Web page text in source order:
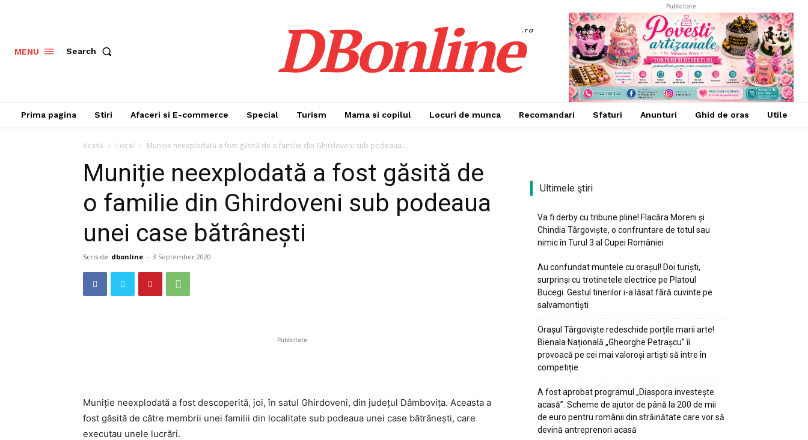
MENU Search DBonline.ro
Publicitate
Prima pagina Stiri Afaceri si E-commerce Special Turism Mama si copilul Locuri de munca Recomandari Sfaturi Anunturi Ghid de oras Utile
Acasă Local Muniție neexplodată a fost găsită de o familie din Ghirdoveni sub podeaua...
Muniție neexplodată a fost găsită de
o familie din Ghirdoveni sub podeaua
unei case bătrânești
Scris de dbonline - 3 September 2020
Publicitate
Muniție neexplodată a fost descoperită, joi, în satul Ghirdoveni, din județul Dâmbovița. Aceasta a
fost găsită de către membrii unei familii din localitate sub podeaua unei case bătrânești, care
executau unele lucrări.
Ultimele ştiri
Va fi derby cu tribune pline! Flacăra Moreni și
Chindia Târgoviște, o confruntare de totul sau
nimic în Turul 3 al Cupei României
Au confundat muntele cu orașul! Doi turiști,
surprinși cu trotinetele electrice pe Platoul
Bucegi. Gestul tinerilor i-a lăsat fără cuvinte pe
salvamontiști
Orașul Târgoviște redeschide porțile marii arte!
Bienala Națională „Gheorghe Petrașcu” îi
provoacă pe cei mai valoroși artiști să intre în
competiție
A fost aprobat programul „Diaspora investește
acasă”. Scheme de ajutor de până la 200 de mii
de euro pentru românii din străinătate care vor să
devină antreprenori acasă